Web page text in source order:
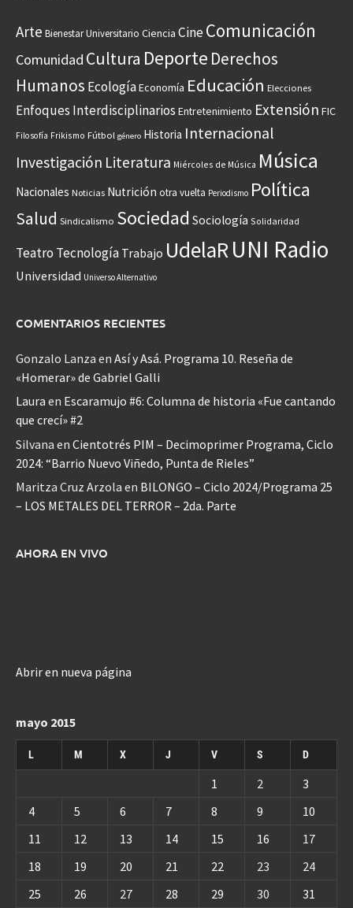
Arte Bienestar Universitario Ciencia CineComunicación
Comunidad Cultura Deporte Derechos
Humanos EcologíaEconomía Educación Elecciones
Enfoques Interdisciplinarios Entretenimiento Extensión FIC
Filosofía Frikismo Fútbol género Historia Internacional
Investigación Literatura Miércoles de Música Música
Nacionales Noticias Nutrición otra vuelta Periodismo Política
Salud Sindicalismo Sociedad Sociología Solidaridad
Teatro Tecnología Trabajo UdelaRUNI Radio
Universidad Universo Alternativo
COMENTARIOS RECIENTES
Gonzalo Lanza en Así y Asá. Programa 10. Reseña de
«Homerar» de Gabriel Galli
Laura en Escaramujo #6: Columna de historia «Fue cantando
que crecí» #2
Silvana en Cientotrés PIM – Decimoprimer Programa, Ciclo
2024: “Barrio Nuevo Viñedo, Punta de Rieles”
Maritza Cruz Arzola en BILONGO – Ciclo 2024/Programa 25
– LOS METALES DEL TERROR – 2da. Parte
AHORA EN VIVO
Abrir en nueva página
mayo 2015
L M X J V S D
1 2
3
4
5 6 7 8 9
10
11
12 13 14 15 16
17
18
19 20 21 22 23
24
25
26 27 28 29 30 31